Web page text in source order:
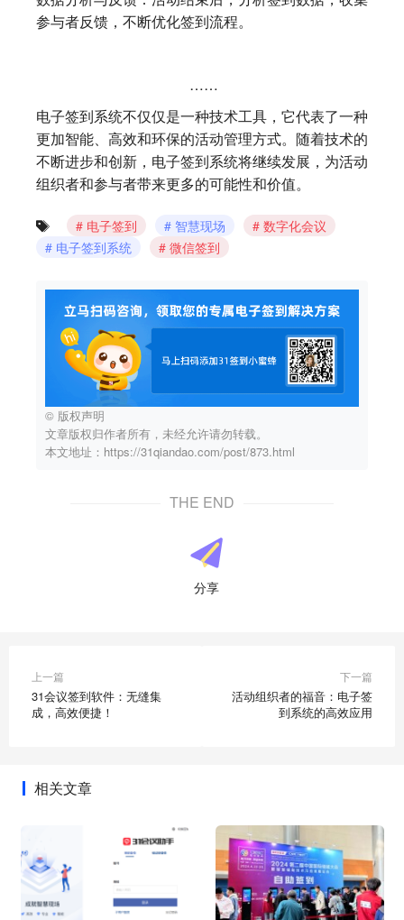
参与者反馈，不断优化签到流程。
……
电子签到系统不仅仅是一种技术工具，它代表了一种
更加智能、高效和环保的活动管理方式。随着技术的
不断进步和创新，电子签到系统将继续发展，为活动
组织者和参与者带来更多的可能性和价值。
电子签到 智慧现场
数字化会议
电子签到系统
微信签到
© 版权声明
文章版权归作者所有，未经允许请勿转载。
本文地址：https://31qiandao.com/post/873.html
THE END
分享
上一篇
31会议签到软件：无缝集
成，高效便捷！
下一篇
活动组织者的福音：电子签
到系统的高效应用
相关文章